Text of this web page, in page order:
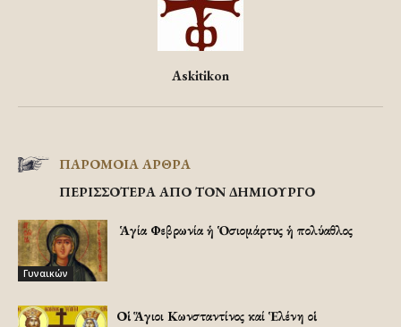
Askitikon
ΠΑΡΟΜΟΙΑ ΑΡΘΡΑ
ΠΕΡΙΣΣΟΤΕΡΑ ΑΠΟ ΤΟΝ ΔΗΜΙΟΥΡΓΟ
Γυναικών
Ἡ Ἁγία Φεβρωνία ἡ Ὁσιομάρτυς ἡ πολύαθλος
Οἱ Ἅγιοι Κωνσταντίνος καί Ἑλένη οἱ